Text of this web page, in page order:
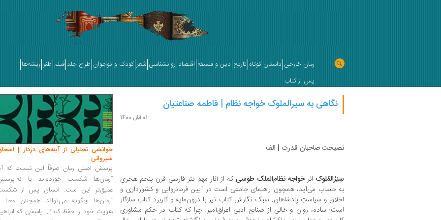
رمان خارجی داستان کوتاه تاریخ دین و فلسفه اقتصاد روانشناسی شعر کودک و نوجوان طرح جلد فیلم طنز ریشه‌ها
پس از کتاب
نگاهی به سیرالملوک خواجه نظام‌ | فاطمه صناعتیان
01 آبان 1400
نصیحت صاحبان قدرت | الف
سِیَرُالمُلوک اثرخواجه نظام‌الملک طوسی که از آثار مهم نثر فارسی قرن پنجم هجری
به حساب می‌آید، همچون راهنمای جامعی است در آیین فرمانروایی و کشورداری و
اخلاق و سیاستِ پادشاهان. سبک نگارش کتاب نیز با درون‌مایه و کاربرد کتاب سازگار
است؛ ساده، روان و خالی از صنایع ادبی اغراق‌آمیز. چرا که کتاب در حکم مشاوری
خوانشی تحلیلی از آینه‌های دردار |
شیروانی
پرسش اصلی رمان صرفاً این نیست که
آرمان‌ها شکست خورده‌اند یا
عمیق‌تر این است: انسان پس از
آرمان‌ها چگونه می‌تواند همچنان معنا
هویت خود را حفظ کند؟... پاسخی که